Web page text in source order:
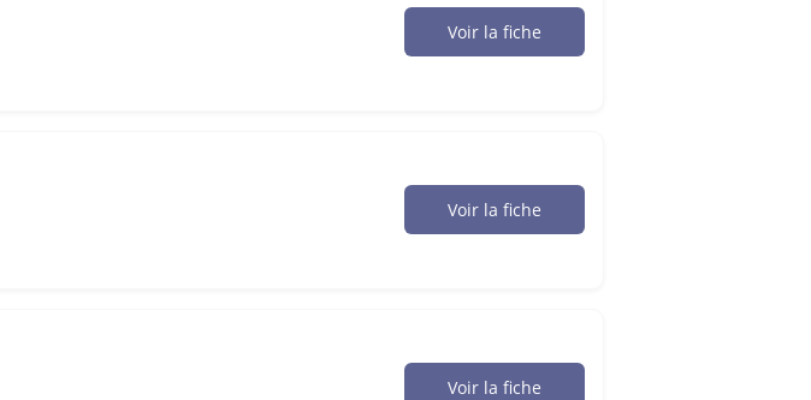
Voir la fiche
Voir la fiche
Voir la fiche